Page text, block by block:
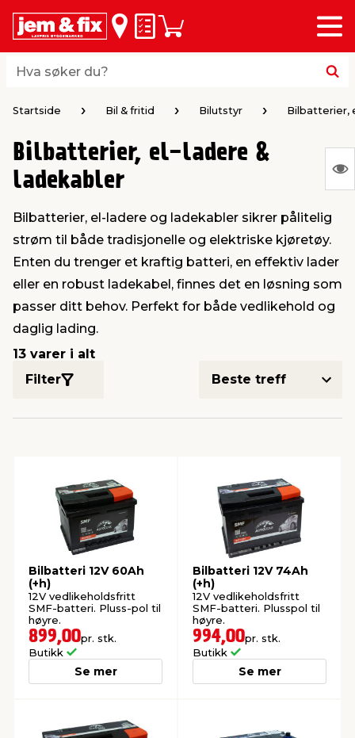
Hva søker du?
Hva søker du?
HuskelisteHandlevogn
Meny
og vegger
og terrassebord
& levegger
& ugress
og varme
& oppbevaring
& sikkerhet
og sylting
& ventilasjon
& kloakk
Home
og fugemasse
& bøtter
underholdning
Startside Bil & fritid Bilutstyr Bilbatterier,
Bilbatterier, el-ladere &
ladekabler
Bilbatterier, el-ladere og ladekabler sikrer pålitelig
strøm til både tradisjonelle og elektriske kjøretøy.
Enten du trenger et kraftig batteri, en effektiv lader
eller en robust ladekabel, finnes det en løsning som
passer ditt behov. Perfekt for både vedlikehold og
daglig lading.
13 varer i alt
Filter
Bilbatteri 12V 60Ah
(+h)
12V vedlikeholdsfritt
SMF-batteri. Pluss-pol til
høyre.
899,00pr. stk.
Butikk
Se mer
Bilbatteri 12V 74Ah
(+h)
12V vedlikeholdsfritt
SMF-batteri. Plusspol til
høyre.
994,00pr. stk.
Butikk
Se mer